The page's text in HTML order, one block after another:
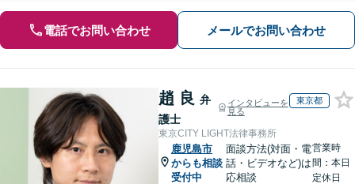
電話でお問い合わせ メールでお問い合わせ
趙 良 弁
護士
インタビューを
見る
東京都
東京CITY LIGHT法律事務所
鹿児島市
からも相談
受付中
面談方法(対面・電
話・ビデオなど)は
応相談
営業時
間：本日
定休日